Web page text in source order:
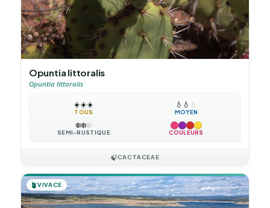
Opuntia littoralis
Opuntia littoralis
☀️☀️☀️
TOUS
💧 💧 💧
MOYEN
❄️❄️❄️
SEMI-RUSTIQUE COULEURS
🍃CACTACEAE
🪴VIVACE